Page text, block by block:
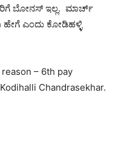
ಬೋನಸ್ ಇಲ್ಲ. ಮಾರ್ಚ್
ಹೇಗೆ ಎಂದು ಕೋಡಿಹಳ್ಳಿ
– 6th pay
Chandrasekhar.